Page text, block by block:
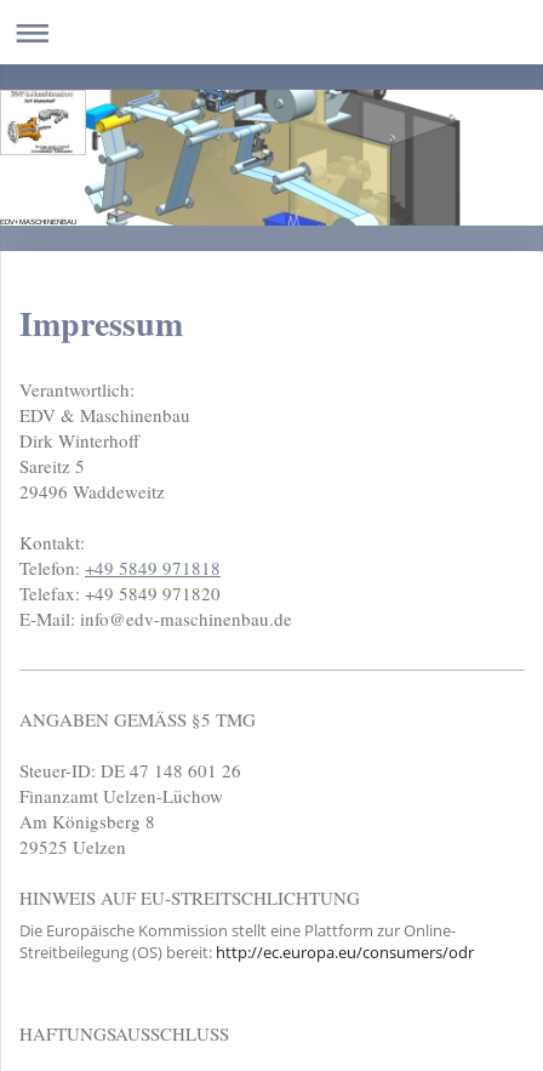
EDV+MASCHINENBAU
Impressum
Verantwortlich:
EDV & Maschinenbau
Dirk Winterhoff
Sareitz 5
29496 Waddeweitz
Kontakt:
Telefon: +49 5849 971818
Telefax: +49 5849 971820
E-Mail: info@edv-maschinenbau.de
ANGABEN GEMÄSS §5 TMG
Steuer-ID: DE 47 148 601 26
Finanzamt Uelzen-Lüchow
Am Königsberg 8
29525 Uelzen
HINWEIS AUF EU-STREITSCHLICHTUNG
Die Europäische Kommission stellt eine Plattform zur Online-
Streitbeilegung (OS) bereit: http://ec.europa.eu/consumers/odr
HAFTUNGSAUSSCHLUSS